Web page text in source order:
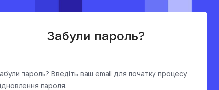
Забули пароль?
пароль? Введіть ваш email для початку процесу
пароля.